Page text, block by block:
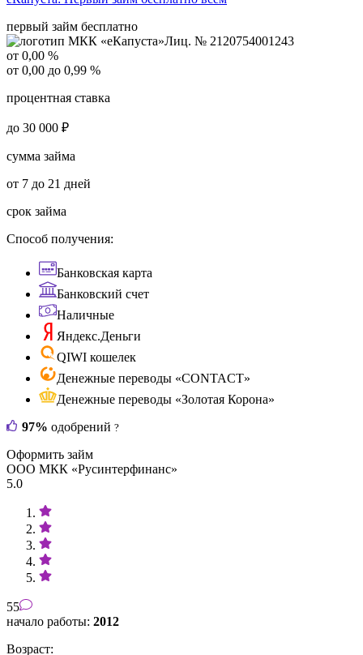
первый займ бесплатно
Лиц. № 2120754001243
от 0,00 %
от 0,00 до 0,99 %
процентная ставка
до 30 000 ₽
сумма займа
от 7 до 21 дней
срок займа
Способ получения:
Банковская карта
Банковский счет
Наличные
Яндекс.Деньги
QIWI кошелек
Денежные переводы «CONTACT»
Денежные переводы «Золотая Корона»
97% одобрений ?
Оформить займ
ООО МКК «Русинтерфинанс»
5.0
55
начало работы: 2012
Возраст: